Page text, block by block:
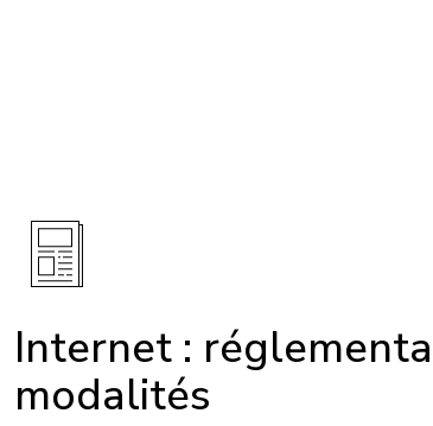
Internet :
modalités